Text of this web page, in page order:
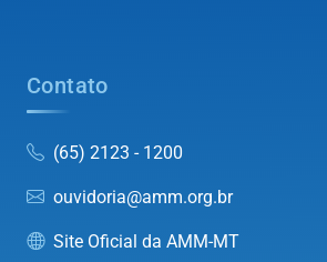
Contato
(65) 2123 - 1200
ouvidoria@amm.org.br
Site Oficial da AMM-MT